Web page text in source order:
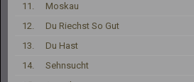
11.
Moskau
12.
Du Riechst So Gut
13.
Du Hast
14.
Sehnsucht